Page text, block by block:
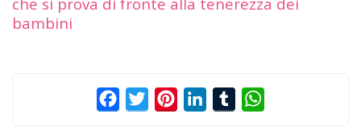
bambini
FacebookTwitterPinterestLinkedInTumblr